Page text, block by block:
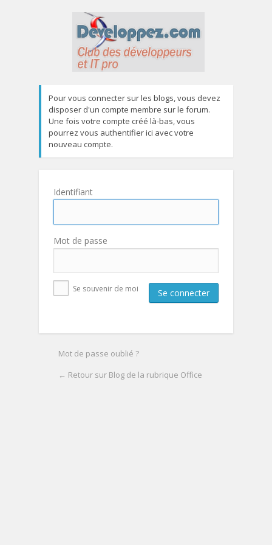
Pour vous connecter sur les blogs, vous devez
disposer d'un compte membre sur le forum.
Une fois votre compte créé là-bas, vous
pourrez vous authentifier ici avec votre
nouveau compte.
Identifiant
Mot de passe
Se souvenir de moi
Mot de passe oublié ?
← Retour sur Blog de la rubrique Office